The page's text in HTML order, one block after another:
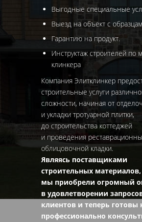
Выгодные специальные
Выезд на объект с
Гарантию на продукт.
Инструктаж строителей по
клинкера
Компания Элитклинкер
строительные услуги
сложности, начиная от
и укладки тротуарной плитки,
до строительства коттеджей
и проведения
облицовочной кладки.
Являясь поставщиками
строительных материалов,
мы приобрели огромный
в удовлетворении
клиентов и теперь готовы
профессионально